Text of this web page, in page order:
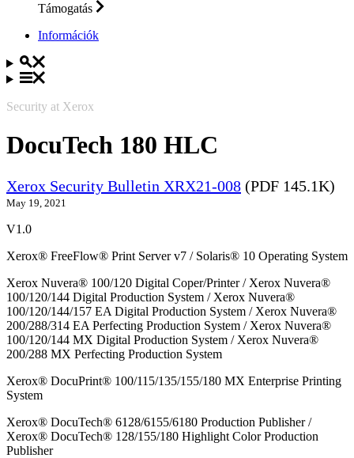
Támogatás
Információk
Security at Xerox
DocuTech 180 HLC
Xerox Security Bulletin XRX21-008 (PDF 145.1K)
May 19, 2021
V1.0
Xerox® FreeFlow® Print Server v7 / Solaris® 10 Operating System
Xerox Nuvera® 100/120 Digital Coper/Printer / Xerox Nuvera®
100/120/144 Digital Production System / Xerox Nuvera®
100/120/144/157 EA Digital Production System / Xerox Nuvera®
200/288/314 EA Perfecting Production System / Xerox Nuvera®
100/120/144 MX Digital Production System / Xerox Nuvera®
200/288 MX Perfecting Production System
Xerox® DocuPrint® 100/115/135/155/180 MX Enterprise Printing
System
Xerox® DocuTech® 6128/6155/6180 Production Publisher /
Xerox® DocuTech® 128/155/180 Highlight Color Production
Publisher